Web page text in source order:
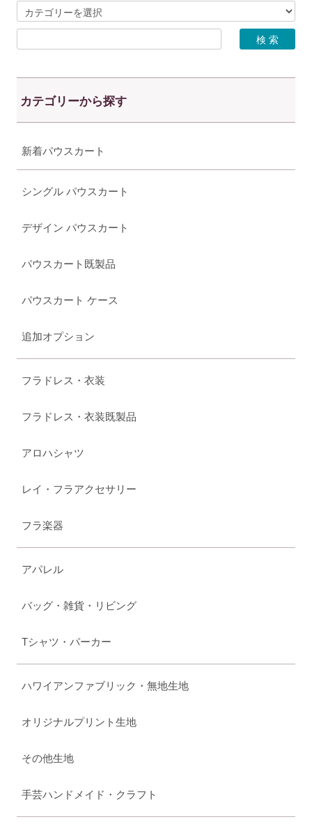
カテゴリーから探す
新着パウスカート
シングル パウスカート
デザイン パウスカート
パウスカート既製品
パウスカート ケース
追加オプション
フラドレス・衣装
フラドレス・衣装既製品
アロハシャツ
レイ・フラアクセサリー
フラ楽器
アパレル
バッグ・雑貨・リビング
Tシャツ・パーカー
ハワイアンファブリック・無地生地
オリジナルプリント生地
その他生地
手芸ハンドメイド・クラフト